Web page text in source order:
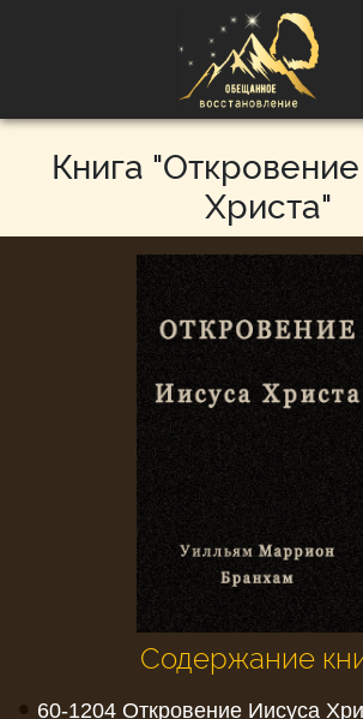
Книга
Христа"
Содержание
• 60-1204 Откровение Иисуса